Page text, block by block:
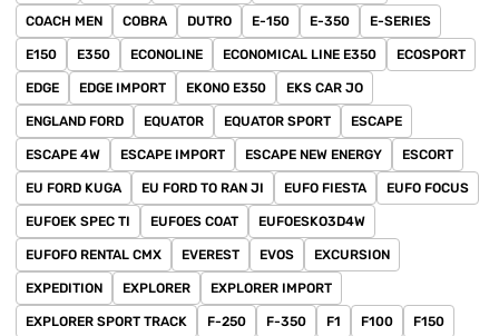
COACH MEN COBRA DUTRO E-150 E-350 E-SERIES
E150 E350 ECONOLINE ECONOMICAL LINE E350 ECOSPORT
EDGE EDGE IMPORT EKONO E350 EKS CAR JO
ENGLAND FORD EQUATOR EQUATOR SPORT ESCAPE
ESCAPE 4W ESCAPE IMPORT ESCAPE NEW ENERGY ESCORT
EU FORD KUGA EU FORD TO RAN JI EUFO FIESTA EUFO FOCUS
EUFOEK SPEC TI EUFOES COAT EUFOESKO3D4W
EUFOFO RENTAL CMX EVEREST EVOS EXCURSION
EXPEDITION EXPLORER EXPLORER IMPORT
EXPLORER SPORT TRACK F-250 F-350 F1 F100 F150